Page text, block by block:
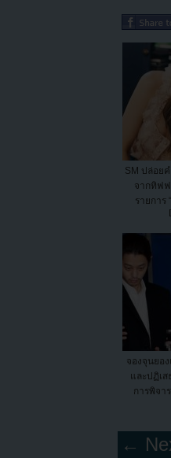
SM ปล่อย
จากทิฟ
รายการ
จองจุนยอ
และปฏิเ
การพิจา
←